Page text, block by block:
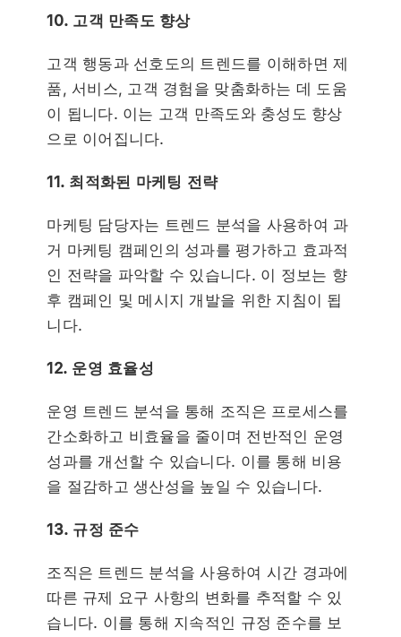
10. 고객 만족도 향상
고객 행동과 선호도의 트렌드를 이해하면 제
품, 서비스, 고객 경험을 맞춤화하는 데 도움
이 됩니다. 이는 고객 만족도와 충성도 향상
으로 이어집니다.
11. 최적화된 마케팅 전략
마케팅 담당자는 트렌드 분석을 사용하여 과
거 마케팅 캠페인의 성과를 평가하고 효과적
인 전략을 파악할 수 있습니다. 이 정보는 향
후 캠페인 및 메시지 개발을 위한 지침이 됩
니다.
12. 운영 효율성
운영 트렌드 분석을 통해 조직은 프로세스를
간소화하고 비효율을 줄이며 전반적인 운영
성과를 개선할 수 있습니다. 이를 통해 비용
을 절감하고 생산성을 높일 수 있습니다.
13. 규정 준수
조직은 트렌드 분석을 사용하여 시간 경과에
따른 규제 요구 사항의 변화를 추적할 수 있
습니다. 이를 통해 지속적인 규정 준수를 보